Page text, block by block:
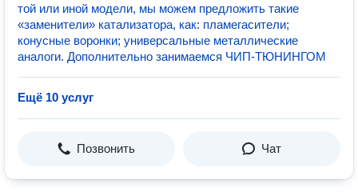
той или иной модели, мы можем предложить такие
«заменители» катализатора, как: пламегасители;
конусные воронки; универсальные металлические
аналоги. Дополнительно занимаемся ЧИП-ТЮНИНГОМ
Ещё 10 услуг
Позвонить Чат